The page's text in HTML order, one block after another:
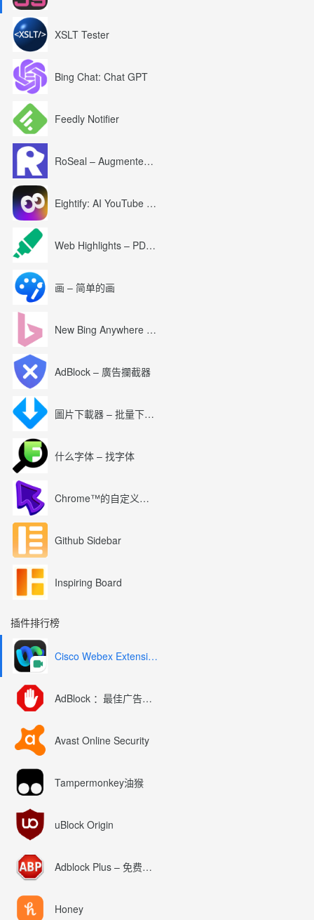
XSLT Tester
Bing Chat: Chat GPT
Feedly Notifier
RoSeal – Augmented Roblox Experience
Eightify: AI YouTube Summary with ChatGPT
Web Highlights – PDF & Web Highlighter
画 – 简单的画
New Bing Anywhere (Bing Chat GPT-4)
AdBlock – 廣告攔截器
圖片下載器 – 批量下載圖片
什么字体 – 找字体
Chrome™的自定义光标
Github Sidebar
Inspiring Board
插件排行榜
Cisco Webex Extension
AdBlock ：最佳广告拦截工具
Avast Online Security
Tampermonkey油猴
uBlock Origin
Adblock Plus – 免费的广告拦截器
Honey